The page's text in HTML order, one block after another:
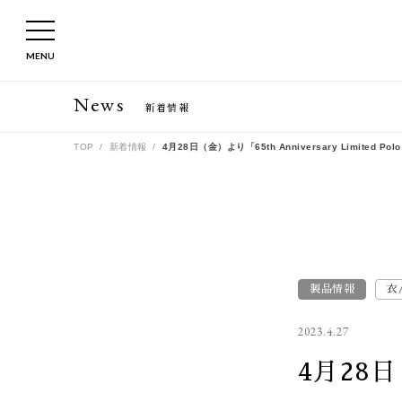
MENU
News 新着情報
TOP 新着情報 4月28日（金）より「65th Anniversary Limited Polo
製品情報
2023.4.27
4月28